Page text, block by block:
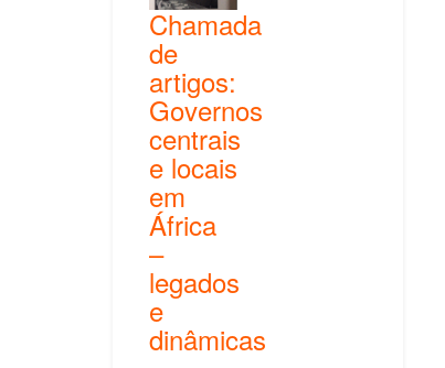
Chamada
de
artigos:
Governos
centrais
e locais
em
África
–
legados
e
dinâmicas